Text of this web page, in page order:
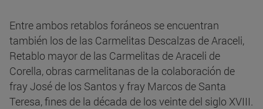
Entre ambos retablos foráneos se encuentran
también los de las Carmelitas Descalzas de Araceli,
Retablo mayor de las Carmelitas de Araceli de
Corella, obras carmelitanas de la colaboración de
fray José de los Santos y fray Marcos de Santa
Teresa, fines de la década de los veinte del siglo XVIII.